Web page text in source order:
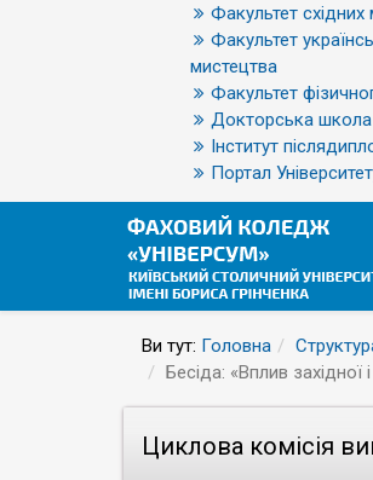
Факультет східних
Факультет
мистецтва
Факультет
Докторська школа
Інститут
Портал
Ви тут: Головна
Бесіда: «Вплив західної
Циклова комісія